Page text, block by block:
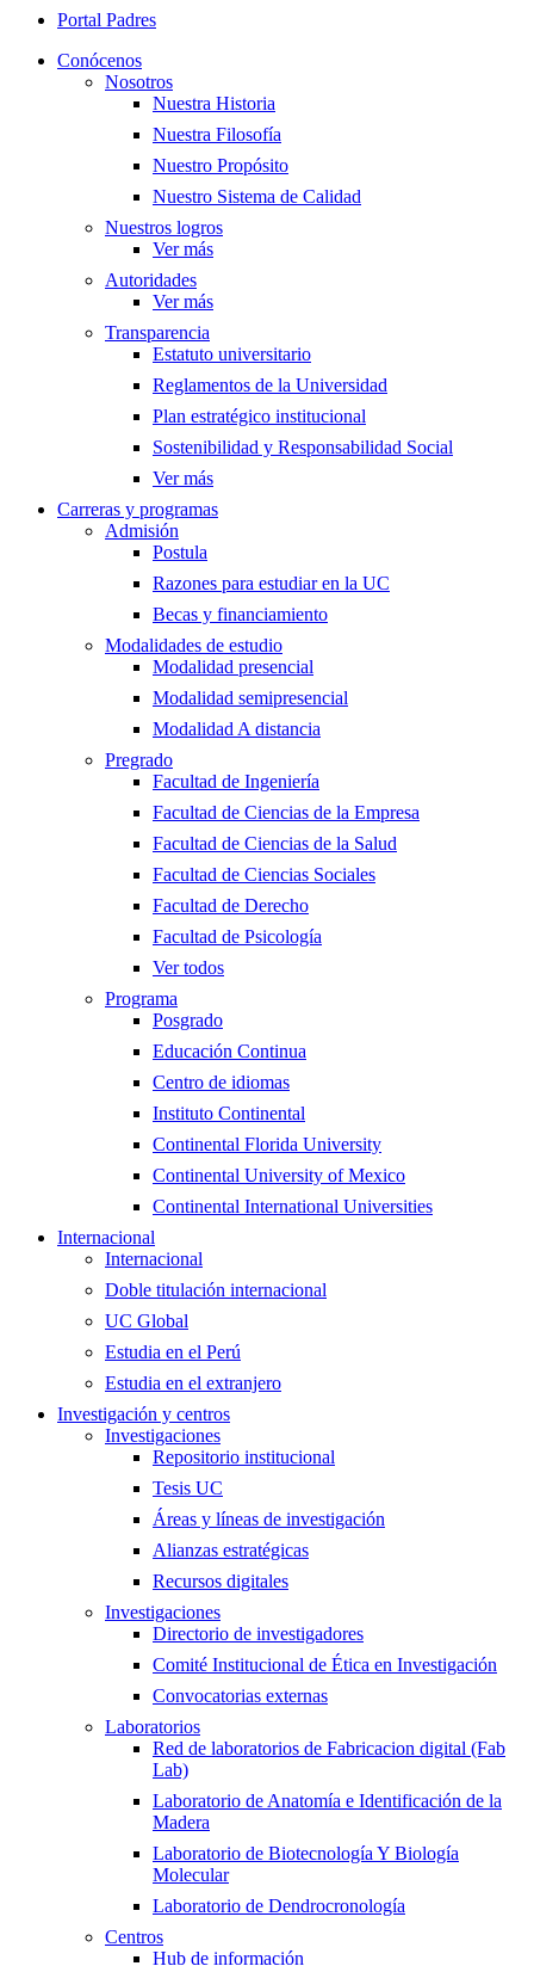
Portal Padres
Conócenos
Nosotros
Nuestra Historia
Nuestra Filosofía
Nuestro Propósito
Nuestro Sistema de Calidad
Nuestros logros
Ver más
Autoridades
Ver más
Transparencia
Estatuto universitario
Reglamentos de la Universidad
Plan estratégico institucional
Sostenibilidad y Responsabilidad Social
Ver más
Carreras y programas
Admisión
Postula
Razones para estudiar en la UC
Becas y financiamiento
Modalidades de estudio
Modalidad presencial
Modalidad semipresencial
Modalidad A distancia
Pregrado
Facultad de Ingeniería
Facultad de Ciencias de la Empresa
Facultad de Ciencias de la Salud
Facultad de Ciencias Sociales
Facultad de Derecho
Facultad de Psicología
Ver todos
Programa
Posgrado
Educación Continua
Centro de idiomas
Instituto Continental
Continental Florida University
Continental University of Mexico
Continental International Universities
Internacional
Internacional
Doble titulación internacional
UC Global
Estudia en el Perú
Estudia en el extranjero
Investigación y centros
Investigaciones
Repositorio institucional
Tesis UC
Áreas y líneas de investigación
Alianzas estratégicas
Recursos digitales
Investigaciones
Directorio de investigadores
Comité Institucional de Ética en Investigación
Convocatorias externas
Laboratorios
Red de laboratorios de Fabricacion digital (Fab
Lab)
Laboratorio de Anatomía e Identificación de la
Madera
Laboratorio de Biotecnología Y Biología
Molecular
Laboratorio de Dendrocronología
Centros
Hub de información